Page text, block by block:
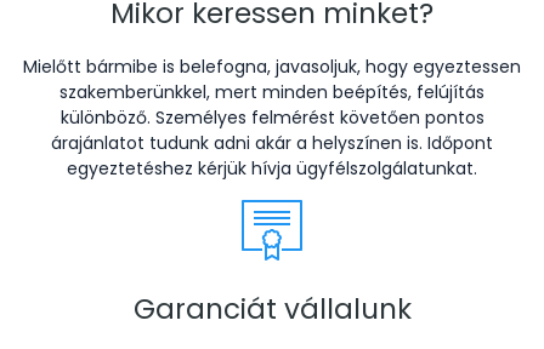
Mikor keressen minket?
Mielőtt bármibe is belefogna, javasoljuk, hogy egyeztessen
szakemberünkkel, mert minden beépítés, felújítás
különböző. Személyes felmérést követően pontos
árajánlatot tudunk adni akár a helyszínen is. Időpont
egyeztetéshez kérjük hívja ügyfélszolgálatunkat.
Garanciát vállalunk